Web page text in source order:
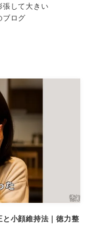
して大きい
ブログ
小顔維持法｜徳力整